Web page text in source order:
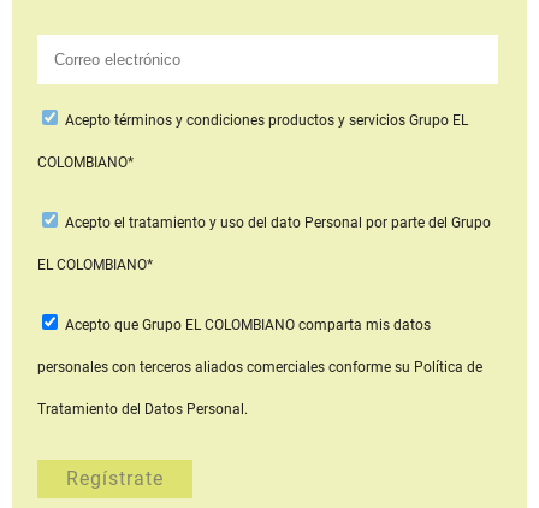
Aceptotérminos y condiciones productos y serviciosGrupo EL
COLOMBIANO*
Acepto el tratamiento y uso del dato Personal por parte del Grupo
EL COLOMBIANO*
Acepto que Grupo EL COLOMBIANOcomparta mis datos
personales con terceros aliados comerciales conforme su Política de
Tratamiento del Datos Personal.